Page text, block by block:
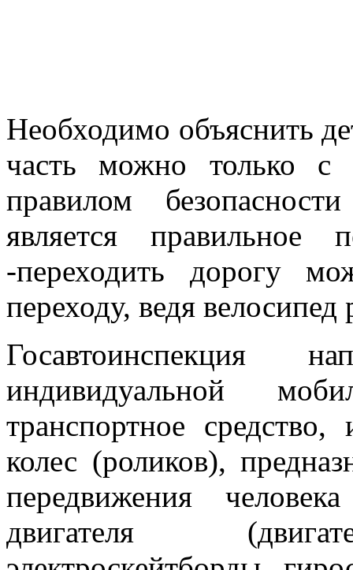
Необходимо объяснить
часть можно только
правилом
является правильное
-переходить дорогу
переходу, ведя
Госавтоинспекция
индивидуальной
транспортное
колес (роликов),
передвижения
двигателя